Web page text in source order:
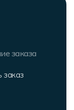
заказа
заказ